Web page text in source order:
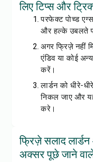
लिए टिप्स और
परफेक्ट पोच्ड
और हल्के उबलते
अगर फ्रिज़े नहीं
एंडिव या कोई
करें।
लार्डन को धीरे-
निकल जाए और
करे।
फ्रिज़े सलाद
अक्सर पूछे जाने